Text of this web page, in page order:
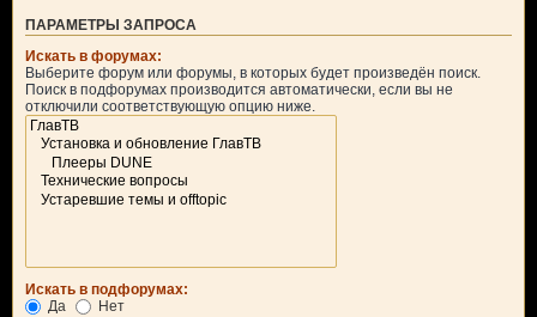
ПАРАМЕТРЫ ЗАПРОСА
Искать в форумах:
Выберите форум или форумы, в которых будет произведён поиск.
Поиск в подфорумах производится автоматически, если вы не
отключили соответствующую опцию ниже.
Искать в подфорумах:
Да
Нет